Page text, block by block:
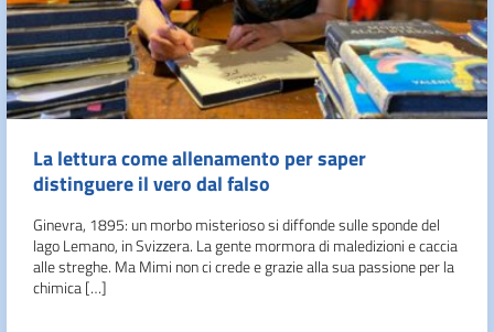
La lettura come allenamento per saper
distinguere il vero dal falso
Ginevra, 1895: un morbo misterioso si diffonde sulle sponde del
lago Lemano, in Svizzera. La gente mormora di maledizioni e caccia
alle streghe. Ma Mimi non ci crede e grazie alla sua passione per la
chimica […]